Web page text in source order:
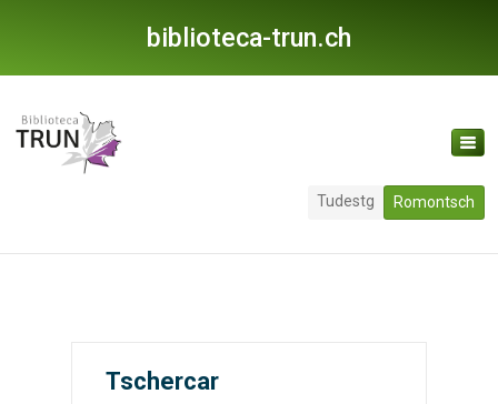
biblioteca-trun.ch
Tudestg Romontsch
Tschercar